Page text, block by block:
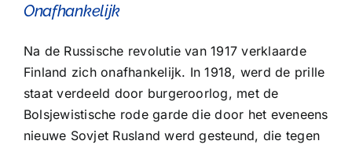
Onafhankelijk
Na de Russische revolutie van 1917 verklaarde
Finland zich onafhankelijk. In 1918, werd de prille
staat verdeeld door burgeroorlog, met de
Bolsjewistische rode garde die door het eveneens
nieuwe Sovjet Rusland werd gesteund, die tegen